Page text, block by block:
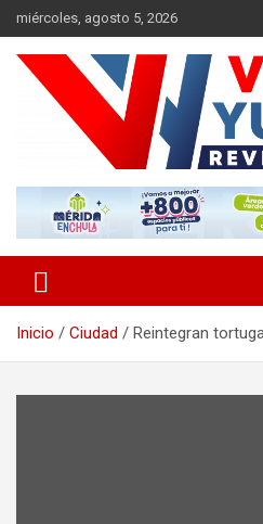
Saltar
al
contenido
miércoles, agosto 5, 2026
Vector Yucatán
Inicio Ciudad Reintegran